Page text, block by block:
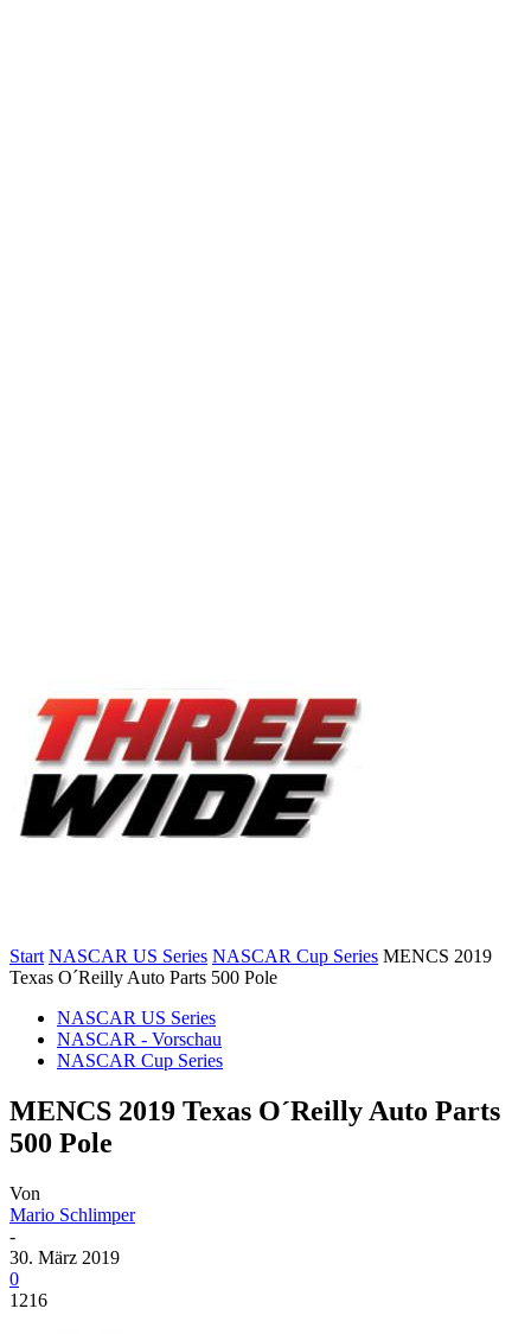
Start NASCAR US Series NASCAR Cup Series MENCS 2019
Texas O´Reilly Auto Parts 500 Pole
NASCAR US Series
NASCAR - Vorschau
NASCAR Cup Series
MENCS 2019 Texas O´Reilly Auto Parts
500 Pole
Von
Mario Schlimper
-
30. März 2019
0
1216